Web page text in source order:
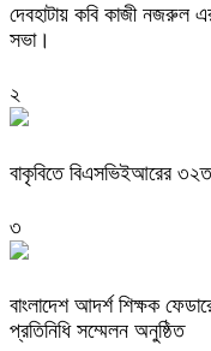
দেবহাটায় কবি কাজী নজরুল
সভা।
২
বাকৃবিতে বিএসভিইআরের
৩
বাংলাদেশ আদর্শ শিক্ষক
প্রতিনিধি সম্মেলন অনুষ্ঠিত